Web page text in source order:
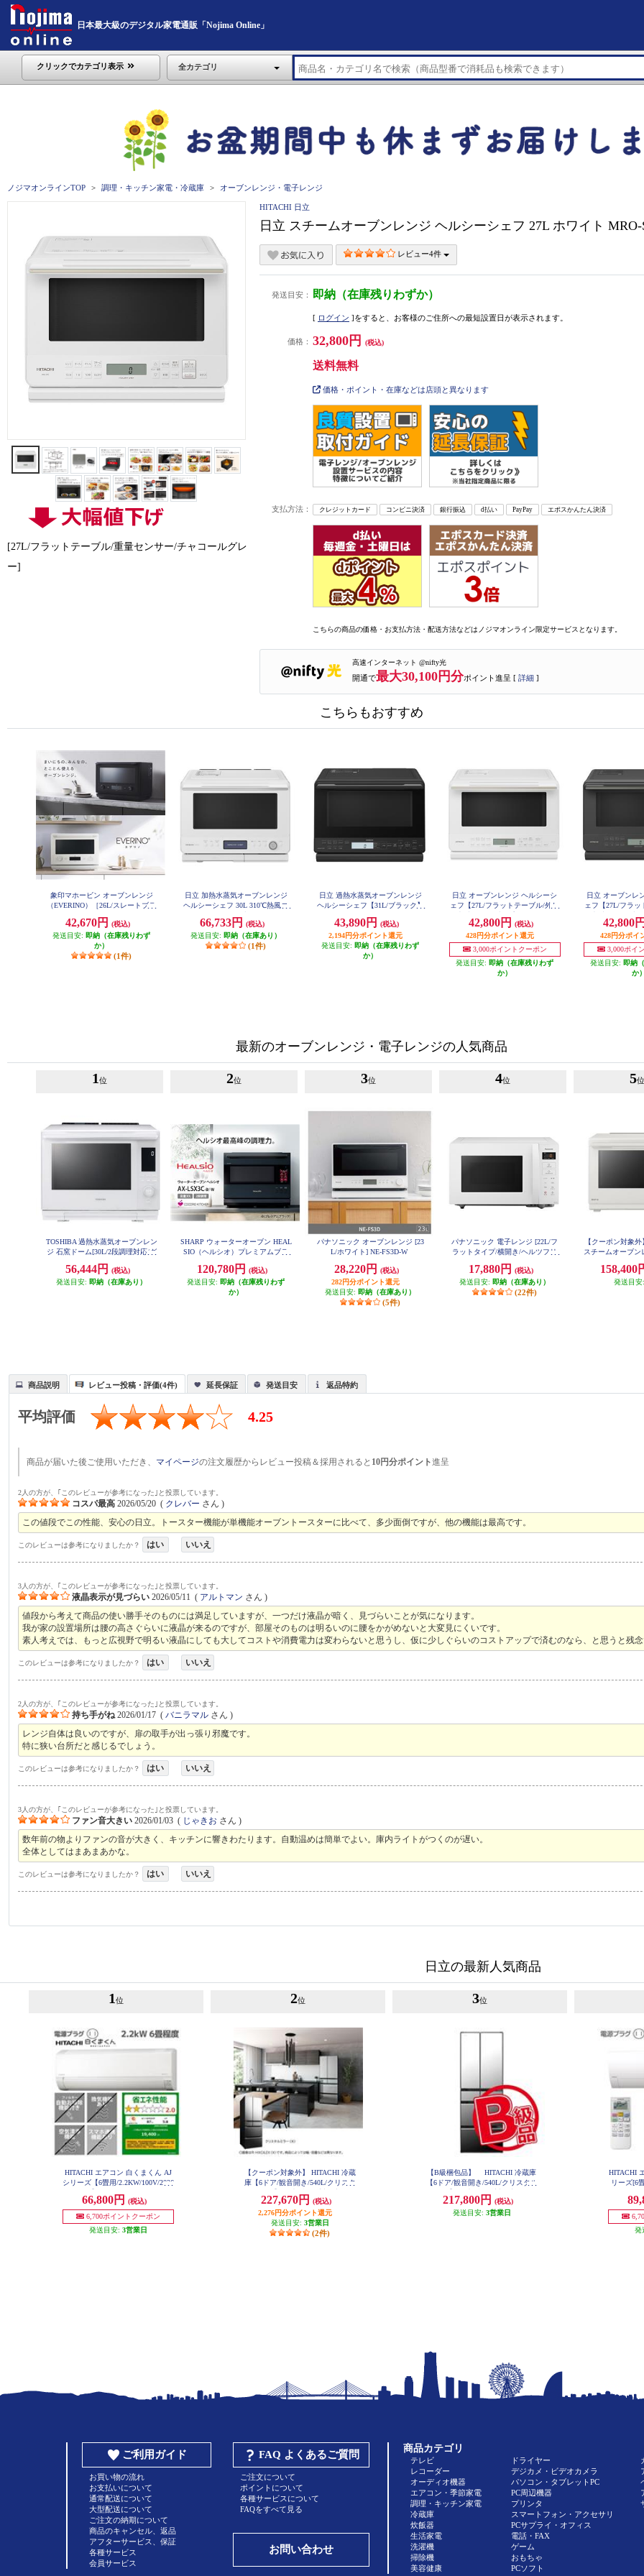
日本最大級のデジタル家電通販「Nojima Online」
クリックでカテゴリ表示 全カテゴリ
ノジマオンラインTOP 調理・キッチン家電・冷蔵庫 オーブンレンジ・電子レンジ
[27L/フラットテーブル/重量センサー/チャコールグレ
ー]
HITACHI 日立
日立 スチームオーブンレンジ ヘルシーシェフ 27L ホワイト
レビュー4件
発送目安： 即納（在庫残りわずか）
[ ログイン ]をすると、お客様のご住所への最短設置日が表示されます。
価格： 32,800円 (税込)
送料無料
価格・ポイント・在庫などは店頭と異なります
支払方法： クレジットカード コンビニ決済 銀行振込 d払い PayPay エポスかんたん決済
こちらの商品の価格・お支払方法・配送方法などはノジマオンライン限定サービスとなります。
高速インターネット @nifty光
開通で最大30,100円分ポイント進呈 [ 詳細 ]
こちらもおすすめ
象印マホービン オーブンレンジ
（EVERINO）［26L/スレートブラ
42,670円
(税込)
発送目安: 即納（在庫残りわず
か）
(1件)
日立 加熱水蒸気オーブンレンジ
ヘルシーシェフ 30L 310℃熱風コ
ワイト MRO-W1D-W
66,733円
(税込)
発送目安: 即納（在庫あり）
(1件)
日立 過熱水蒸気オーブンレンジ
ヘルシーシェフ【31L/ブラック】
43,890円
(税込)
2,194円分ポイント還元
発送目安: 即納（在庫残りわず
か）
日立 オーブンレンジ ヘルシーシ
ェフ【27L/フラットテーブル/外し
ト】 MRO-S7D-W
42,800円
(税込)
428円分ポイント還元
3,000ポイントクーポン
発送目安: 即納（在庫残りわず
か）
日立 オーブンレ
ェフ【27L/フラ
ールグレー】
42,800
428円分ポイ
3,000ポイ
発送目安: 即納
か
最新のオーブンレンジ・電子レンジの人気商品
1 位
TOSHIBA 過熱水蒸気オーブンレン
ジ 石窯ドーム[30L/2段調理対応/グ
56,444円
(税込)
発送目安: 即納（在庫あり）
2位
SHARP ウォーターオーブン HEAL
SIO（ヘルシオ）プレミアムブラ
120,780円
(税込)
発送目安: 即納（在庫残りわず
か）
3位
パナソニック オーブンレンジ [23
L/ホワイト] NE-FS3D-W
28,220円
(税込)
282円分ポイント還元
発送目安: 即納（在庫あり）
(5件)
4位
パナソニック 電子レンジ [22L/フ
ラットタイプ/横開き/ヘルツフリ
17,880円
(税込)
発送目安: 即納（在庫あり）
(22件)
5位
【クーポン対象
スチームオーブン
158,400
発送目
商品説明 レビュー投稿・評価(4件) 延長保証 発送目安 返品特約
平均評価 4.25
商品が届いた後ご使用いただき、 マイページの注文履歴からレビュー投稿＆採用されると 10円分ポイント進呈
2人の方が、｢このレビューが参考になった｣と投票しています。
コスパ最高 2026/05/20 ( クレバー さん )
この値段でこの性能、安心の日立。トースター機能が単機能オーブントースターに比べて、多少面倒ですが、他の機能は最高です。
このレビューは参考になりましたか？ はい いいえ
3人の方が、｢このレビューが参考になった｣と投票しています。
液晶表示が見づらい 2026/05/11 ( アルトマン さん )
値段から考えて商品の使い勝手そのものには満足していますが、一つだけ液晶が暗く、見づらいことが気になります。
我が家の設置場所は腰の高さぐらいに液晶が来るのですが、部屋そのものは明るいのに腰をかがめないと大変見にくいです。
素人考えでは、もっと広視野で明るい液晶にしても大してコストや消費電力は変わらないと思うし、仮に少しぐらいのコストアップで済むのなら、と思うと残
このレビューは参考になりましたか？ はい いいえ
2人の方が、｢このレビューが参考になった｣と投票しています。
持ち手がね 2026/01/17 (バニラマル さん )
レンジ自体は良いのですが、扉の取手が出っ張り邪魔です。
特に狭い台所だと感じるでしょう。
このレビューは参考になりましたか？ はい いいえ
3人の方が、｢このレビューが参考になった｣と投票しています。
ファン音大きい 2026/01/03 ( じゃきお さん )
数年前の物よりファンの音が大きく、キッチンに響きわたります。自動温めは簡単でよい。庫内ライトがつくのが遅い。
全体としてはまあまあかな。
このレビューは参考になりましたか？ はい いいえ
日立の最新人気商品
1 位
HITACHI エアコン 白くまくん AJ
シリーズ【6畳用/2.2KW/100V/2026
66,800円
(税込)
6,700ポイントクーポン
発送目安: 3営業日
2位
【クーポン対象外】 HITACHI 冷蔵
庫【6ドア/観音開き/540L/クリスタ
-HXC54X-X
227,670円
(税込)
2,276円分ポイント還元
発送目安: 3営業日
(2件)
3位
【B級梱包品】 HITACHI 冷蔵庫
【6ドア/観音開き/540L/クリスタル
RHXC54X-X
217,800円
(税込)
発送目安: 3営業日
HITACHI
リーズ[6
ル]
発
ご利用ガイド
お買い物の流れ
お支払いについて
通常配送について
大型配送について
ご注文の納期について
商品のキャンセル、返品
アフターサービス、保証
各種サービス
会員サービス
FAQ よくあるご質問
ご注文について
ポイントについて
各種サービスについて
FAQをすべて見る
お問い合わせ
商品カテゴリ
テレビ
レコーダー
オーディオ機器
エアコン・季節家電
調理・キッチン家電
冷蔵庫
炊飯器
生活家電
洗濯機
掃除機
美容健康
ドライヤー
デジカメ・ビデオカメラ
パソコン・タブレットPC
PC周辺機器
プリンタ
スマートフォン・アクセサリ
PCサプライ・オフィス
電話・FAX
ゲーム
おもちゃ
PCソフト